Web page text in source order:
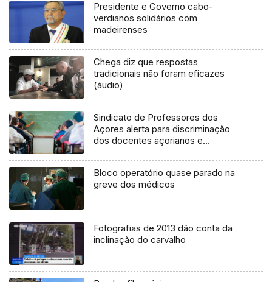
Presidente e Governo cabo-
verdianos solidários com
madeirenses
Chega diz que respostas
tradicionais não foram eficazes
(áudio)
Sindicato de Professores dos
Açores alerta para discriminação
dos docentes açorianos e
Bloco operatório quase parado na
greve dos médicos
Fotografias de 2013 dão conta da
inclinação do carvalho